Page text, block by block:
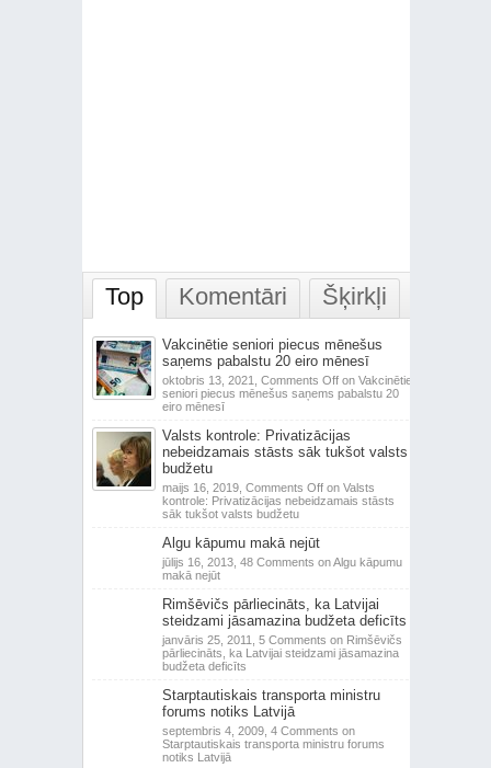
Top Komentāri Šķirkļi
Vakcinētie seniori piecus mēnešus
saņems pabalstu 20 eiro mēnesī
oktobris 13, 2021, Comments Offon Vakcinētie
seniori piecus mēnešus saņems pabalstu 20
eiro mēnesī
Valsts kontrole: Privatizācijas
nebeidzamais stāsts sāk tukšot valsts
budžetu
maijs 16, 2019, Comments Offon Valsts
kontrole: Privatizācijas nebeidzamais stāsts
sāk tukšot valsts budžetu
Algu kāpumu makā nejūt
jūlijs 16, 2013, 48 Comments on Algu kāpumu
makā nejūt
Rimšēvičs pārliecināts, ka Latvijai
steidzami jāsamazina budžeta deficīts
janvāris 25, 2011, 5 Comments on Rimšēvičs
pārliecināts, ka Latvijai steidzami jāsamazina
budžeta deficīts
Starptautiskais transporta ministru
forums notiks Latvijā
septembris 4, 2009, 4 Comments on
Starptautiskais transporta ministru forums
notiks Latvijā